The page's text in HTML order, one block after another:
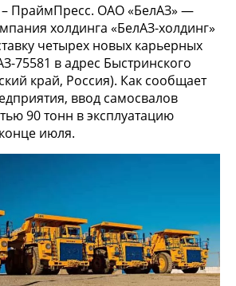
ПраймПресс. ОАО «БелАЗ» —
холдинга «БелАЗ-холдинг»
четырех новых карьерных
75581 в адрес Быстринского
край, Россия). Как сообщает
ввод самосвалов
90 тонн в эксплуатацию
июля.